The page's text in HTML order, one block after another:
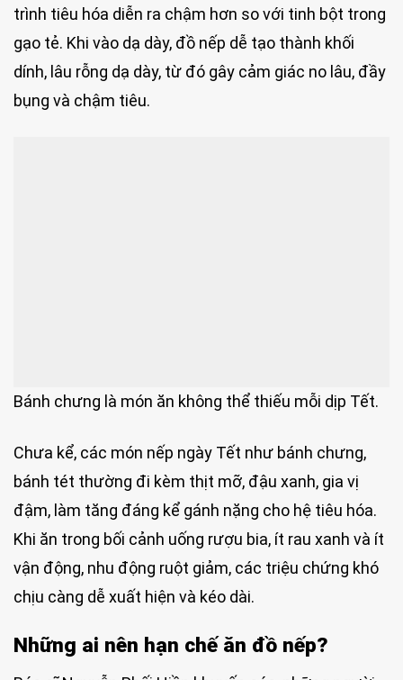
trình tiêu hóa diễn ra chậm hơn so với tinh bột trong
gạo tẻ. Khi vào dạ dày, đồ nếp dễ tạo thành khối
dính, lâu rỗng dạ dày, từ đó gây cảm giác no lâu, đầy
bụng và chậm tiêu.
Bánh chưng là món ăn không thể thiếu mỗi dịp Tết.
Chưa kể, các món nếp ngày Tết như bánh chưng,
bánh tét thường đi kèm thịt mỡ, đậu xanh, gia vị
đậm, làm tăng đáng kể gánh nặng cho hệ tiêu hóa.
Khi ăn trong bối cảnh uống rượu bia, ít rau xanh và ít
vận động, nhu động ruột giảm, các triệu chứng khó
chịu càng dễ xuất hiện và kéo dài.
Những ai nên hạn chế ăn đồ nếp?